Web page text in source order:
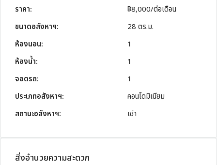
ราคา:
฿8,000/ต่อเดือน
ขนาดอสังหาฯ:
28 ตร.ม.
ห้องนอน:
1
ห้องน้ำ:
1
จอดรถ:
1
ประเภทอสังหาฯ:
คอนโดมิเนียม
สถานะอสังหาฯ:
เช่า
สิ่งอำนวยความสะดวก